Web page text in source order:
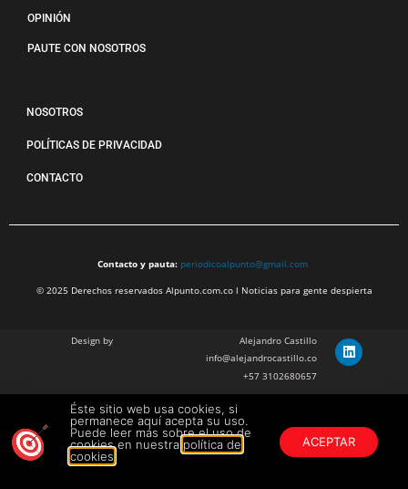
OPINIÓN
PAUTE CON NOSOTROS
NOSOTROS
POLÍTICAS DE PRIVACIDAD
CONTACTO
Contacto y pauta: periodicoalpunto@gmail.com
© 2025 Derechos reservados Alpunto.com.co l Noticias para gente despierta
Design by
Alejandro Castillo
info@alejandrocastillo.co
+57 3102680657
Julian Barragan Verano
julbarg@gmail.com
+57 312 308 9218
Éste sitio web usa cookies, si
permanece aquí acepta su uso.
Puede leer más sobre el uso de
cookies en nuestra política de
cookies
ACEPTAR